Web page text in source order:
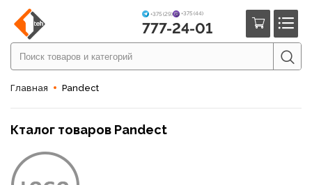
+375 (29) +375 (44)
777-24-01
Главная Pandect
Кталог товаров Pandect